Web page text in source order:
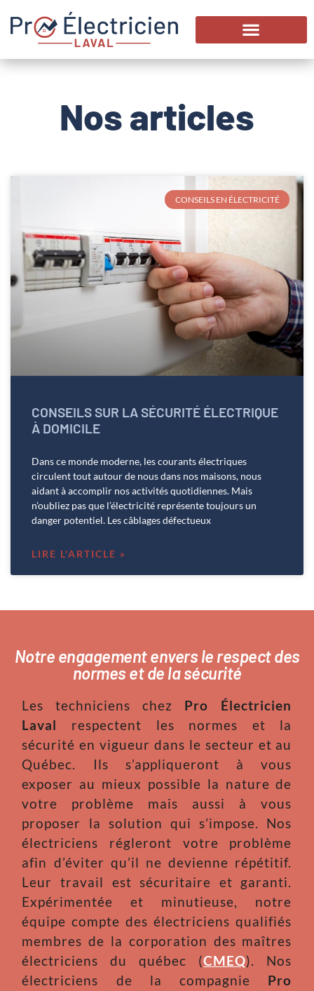
Nos articles
CONSEILS EN ÉLECTRICITÉ
CONSEILS SUR LA SÉCURITÉ ÉLECTRIQUE
À DOMICILE
Dans ce monde moderne, les courants électriques
circulent tout autour de nous dans nos maisons, nous
aidant à accomplir nos activités quotidiennes. Mais
n’oubliez pas que l’électricité représente toujours un
danger potentiel. Les câblages défectueux
LIRE L'ARTICLE »
Notre engagement envers le respect des
normes et de la sécurité
Les techniciens chez Pro Électricien
Laval
respectent les normes et la
sécurité en vigueur dans le secteur et au
Québec. Ils s’appliqueront à vous
exposer au mieux possible la nature de
votre problème mais aussi à vous
proposer la solution qui s’impose. Nos
électriciens régleront votre problème
afin d’éviter qu’il ne devienne répétitif.
Leur travail est sécuritaire et garanti.
Expérimentée et minutieuse, notre
équipe compte des électriciens qualifiés
membres de la corporation des maîtres
électriciens du québec (CMEQ). Nos
électriciens de la compagnie Pro